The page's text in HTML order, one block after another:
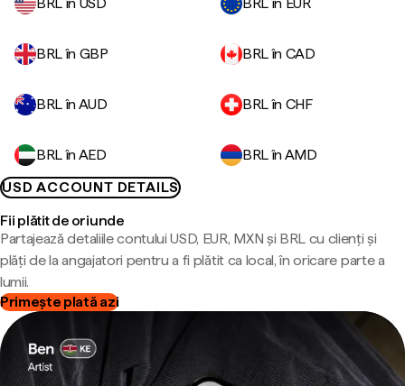
BRL în GBP BRL în CAD
BRL în AUD BRL în CHF
BRL în AED
BRL în AMD
USD ACCOUNT DETAILS
Fii plătit de oriunde
Partajează detaliile contului USD, EUR, MXN și BRL cu clienți și
plăți de la angajatori pentru a fi plătit ca local, în oricare parte a
lumii.
Primește plată azi